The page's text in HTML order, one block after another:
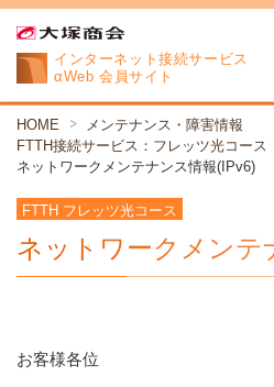
インターネット接続サービス
αWeb 会員サイト
HOME
メンテナンス・障害情報
FTTH接続サービス：フレッツ光コース
ネットワークメンテナンス情報(IPv6)
FTTH フレッツ光コース
ネットワークメンテ
お客様各位